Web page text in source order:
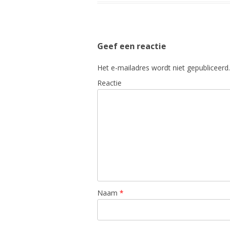
Geef een reactie
Het e-mailadres wordt niet gepubliceerd.
Reactie
Naam *